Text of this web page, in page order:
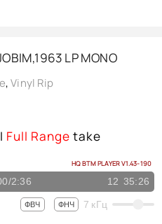
LP MONO
,Vinyl Rip
Full Range take
HQ BTM PLAYER V1.43-190
/2:36 12 35:26
ФВЧ ФНЧ 7 кГц